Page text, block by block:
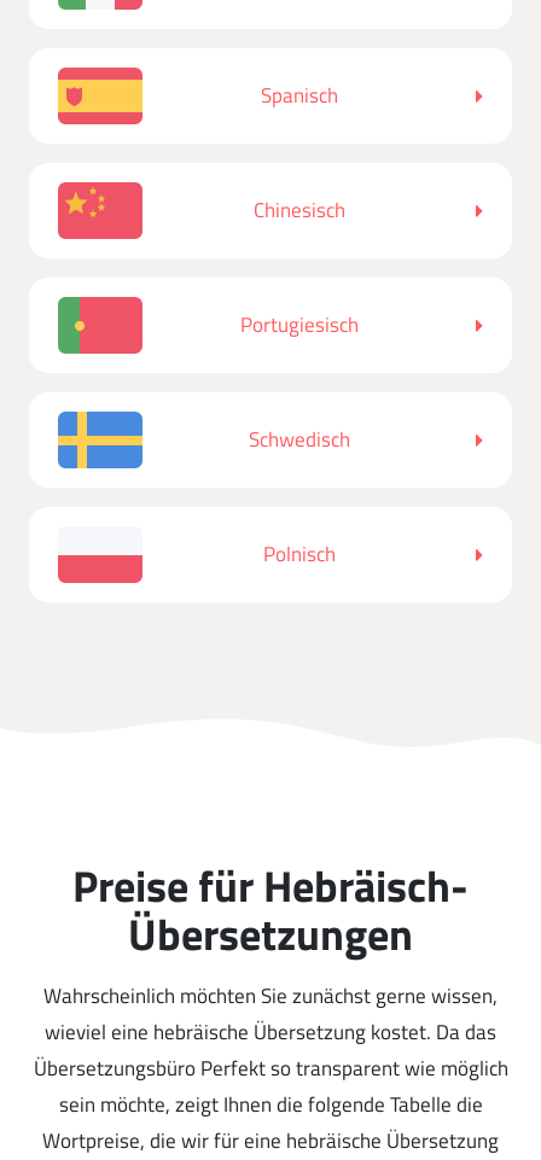
Spanisch
Chinesisch
Portugiesisch
Schwedisch
Polnisch
Preise für Hebräisch-
Übersetzungen
Wahrscheinlich möchten Sie zunächst gerne wissen,
wieviel eine hebräische Übersetzung kostet. Da das
Übersetzungsbüro Perfekt so transparent wie möglich
sein möchte, zeigt Ihnen die folgende Tabelle die
Wortpreise, die wir für eine hebräische Übersetzung